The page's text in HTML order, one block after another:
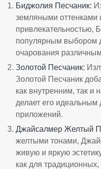
Биджолия Песчаник:
земляными оттенками
привлекательностью,
популярным выбором
очарования
Золотой Песчаник:
Золотой Песчаник
как внутренним, так и
делает его
приложений.
Джайсалмер Желтый
желтыми тонами,
живую и яркую
как для